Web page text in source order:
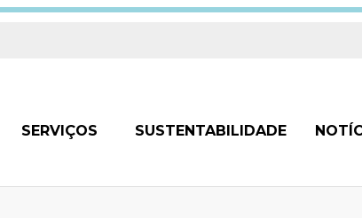
SERVIÇOS SUSTENTABILIDADE